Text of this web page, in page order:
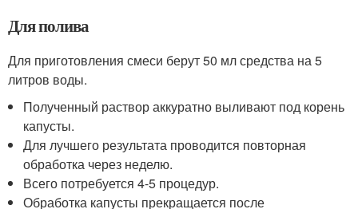
Для полива
Для приготовления смеси берут 50 мл средства на 5
литров воды.
Полученный раствор аккуратно выливают под корень
капусты.
Для лучшего результата проводится повторная
обработка через неделю.
Всего потребуется 4-5 процедур.
Обработка капусты прекращается после